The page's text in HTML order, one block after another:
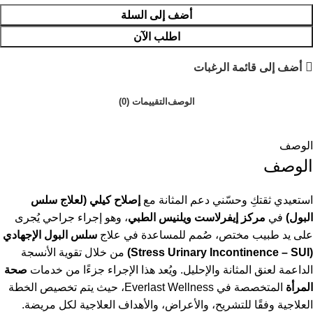
أضف إلى السلة
اطلب الآن
أضف إلى قائمة الرغبات
الوصف التقييمات (0)
الوصف
الوصف
استعيدي ثقتكِ وحسّني دعم المثانة مع إصلاح كيلي (لعلاج سلس
البول) في مركز إيفرلاست ويلنيس الطبي، وهو إجراء جراحي يُجرى
على يد طبيب مختص، صُمم للمساعدة في علاج سلس البول الإجهادي
(Stress Urinary Incontinence – SUI)
من خلال تقوية الأنسجة
الداعمة لعنق المثانة والإحليل. ويُعد هذا الإجراء جزءًا من خدمات صحة
المرأة
المتخصصة في Everlast Wellness، حيث يتم تخصيص الخطة
العلاجية وفقًا للتشريح، والأعراض، والأهداف العلاجية لكل مريضة.